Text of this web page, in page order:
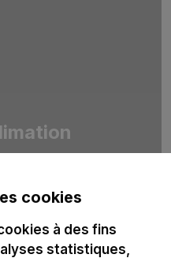
cookies
à des fins
statistiques,